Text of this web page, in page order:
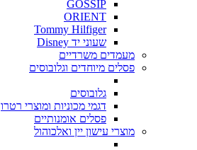
GOSSIP
ORIENT
Tommy Hilfiger
שעוני יד Disney
מעמדים משרדיים
פסלים מיוחדים וגלובוסים
גלובוסים
דגמי מכוניות ומוצרי רטרו
פסלים אומנותיים
מוצרי עישון יין ואלכוהול